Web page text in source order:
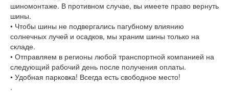
шиномонтаже. В противном случае, вы имеете право вернуть
шины.
• Чтобы шины не подвергались пагубному влиянию
солнечных лучей и осадков, мы храним шины только на
складе.
• Отправляем в регионы любой транспортной компанией на
следующий рабочий день после получения оплаты.
• Удобная парковка! Всегда есть свободное место!
.